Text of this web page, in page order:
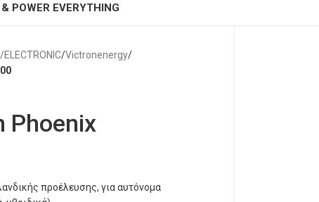
POWER EVERYTHING
ELECTRONIC/Victronenergy/
Phoenix
προέλευσης, για αυτόνομα